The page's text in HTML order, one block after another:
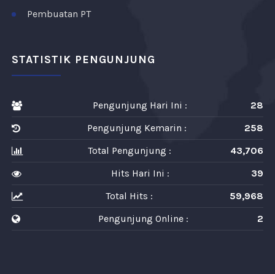
Pembuatan PT
STATISTIK PENGUNJUNG
Pengunjung Hari Ini :
28
Pengunjung Kemarin :
258
Total Pengunjung :
43,706
Hits Hari Ini :
39
Total Hits :
59,968
Pengunjung Online :
2